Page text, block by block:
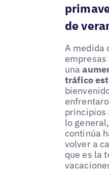
de
A medida
una
tráfico
principios
lo
continúa
volver a
que es la